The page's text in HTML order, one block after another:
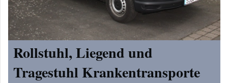
Rollstuhl, Liegend und
Tragestuhl Krankentransporte